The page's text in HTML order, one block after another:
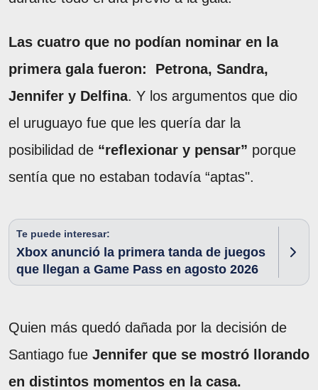
Las cuatro que no podían nominar en la
primera gala fueron:
Petrona, Sandra,
Jennifer y Delfina. Y los argumentos que dio
el uruguayo fue que les quería dar la
posibilidad de “reflexionar y pensar” porque
sentía que no estaban todavía “aptas".
Te puede interesar:
Xbox anunció la primera tanda de juegos
que llegan a Game Pass en agosto 2026
Quien más quedó dañada por la decisión de
Santiago fue Jennifer que se mostró llorando
en distintos momentos en la casa.